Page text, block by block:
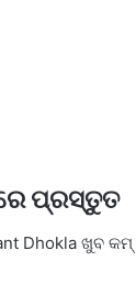
ପ୍ରସ୍ତୁତ
Dhokla ଖୁବ